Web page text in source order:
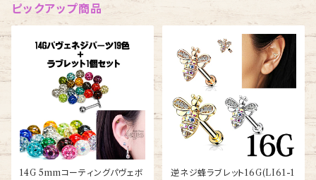
ピックアップ商品
14G 5mmコーティングパヴェボ
逆ネジ蜂ラブレット16G(LI61-1